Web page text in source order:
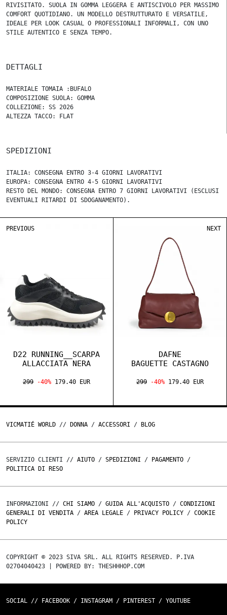
RIVISITATO. SUOLA IN GOMMA LEGGERA E ANTISCIVOLO PER MASSIMO
COMFORT QUOTIDIANO. UN MODELLO DESTRUTTURATO E VERSATILE,
IDEALE PER LOOK CASUAL O PROFESSIONALI INFORMALI, CON UNO
STILE AUTENTICO E SENZA TEMPO.
DETTAGLI
MATERIALE TOMAIA :BUFALO
COMPOSIZIONE SUOLA: GOMMA
COLLEZIONE: SS 2026
ALTEZZA TACCO: FLAT
SPEDIZIONI
ITALIA: CONSEGNA ENTRO 3-4 GIORNI LAVORATIVI
EUROPA: CONSEGNA ENTRO 4-5 GIORNI LAVORATIVI
RESTO DEL MONDO: CONSEGNA ENTRO 7 GIORNI LAVORATIVI (ESCLUSI
EVENTUALI RITARDI DI SDOGANAMENTO).
PREVIOUS
D22 RUNNING__SCARPA
ALLACCIATA NERA
299 -40% 179.40 EUR
DAFNE
BAGUETTE CASTAGNO
299 -40% 179.40 EUR
NEXT
VICMATIÉ WORLD // DONNA / ACCESSORI / BLOG
SERVIZIO CLIENTI // AIUTO / SPEDIZIONI / PAGAMENTO /
POLITICA DI RESO
INFORMAZIONI // CHI SIAMO / GUIDA ALL'ACQUISTO / CONDIZIONI
GENERALI DI VENDITA / AREA LEGALE / PRIVACY POLICY / COOKIE
POLICY
COPYRIGHT © 2023 SIVA SRL. ALL RIGHTS RESERVED. P.IVA
02704040423 | POWERED BY: THESHHHOP.COM
SOCIAL // FACEBOOK / INSTAGRAM / PINTEREST / YOUTUBE